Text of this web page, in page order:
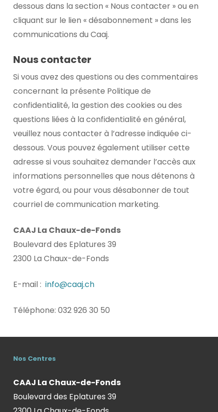
dessous dans la section « Nous contacter » ou en
cliquant sur le lien « désabonnement » dans les
communications du Caaj.
Nous contacter
Si vous avez des questions ou des commentaires
concernant la présente Politique de
confidentialité, la gestion des cookies ou des
questions liées à la confidentialité en général,
veuillez nous contacter à l’adresse indiquée ci-
dessous. Vous pouvez également utiliser cette
adresse si vous souhaitez demander l’accès aux
informations personnelles que nous détenons à
votre égard, ou pour vous désabonner de tout
courriel de communication marketing.
CAAJ La Chaux-de-Fonds
Boulevard des Eplatures 39
2300 La Chaux-de-Fonds
E-mail : info@caaj.ch
Téléphone: 032 926 30 50
Nos Centres
CAAJ La Chaux-de-Fonds
Boulevard des Eplatures 39